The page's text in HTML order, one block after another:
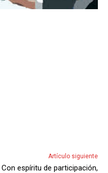
Artículo siguiente
Con espíritu de participación,